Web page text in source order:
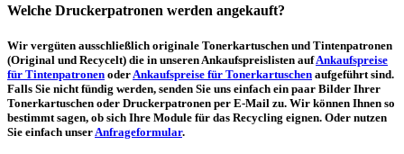
Welche Druckerpatronen werden angekauft?
Wir vergüten ausschließlich originale Tonerkartuschen und Tintenpatronen
(Original und Recycelt) die in unseren Ankaufspreislisten aufAnkaufspreise
für Tintenpatronen oderAnkaufspreise für Tonerkartuschen aufgeführt sind.
Falls Sie nicht fündig werden, senden Sie uns einfach ein paar Bilder Ihrer
Tonerkartuschen oder Druckerpatronen per E-Mail zu. Wir können Ihnen so
bestimmt sagen, ob sich Ihre Module für das Recycling eignen. Oder nutzen
Sie einfach unserAnfrageformular.